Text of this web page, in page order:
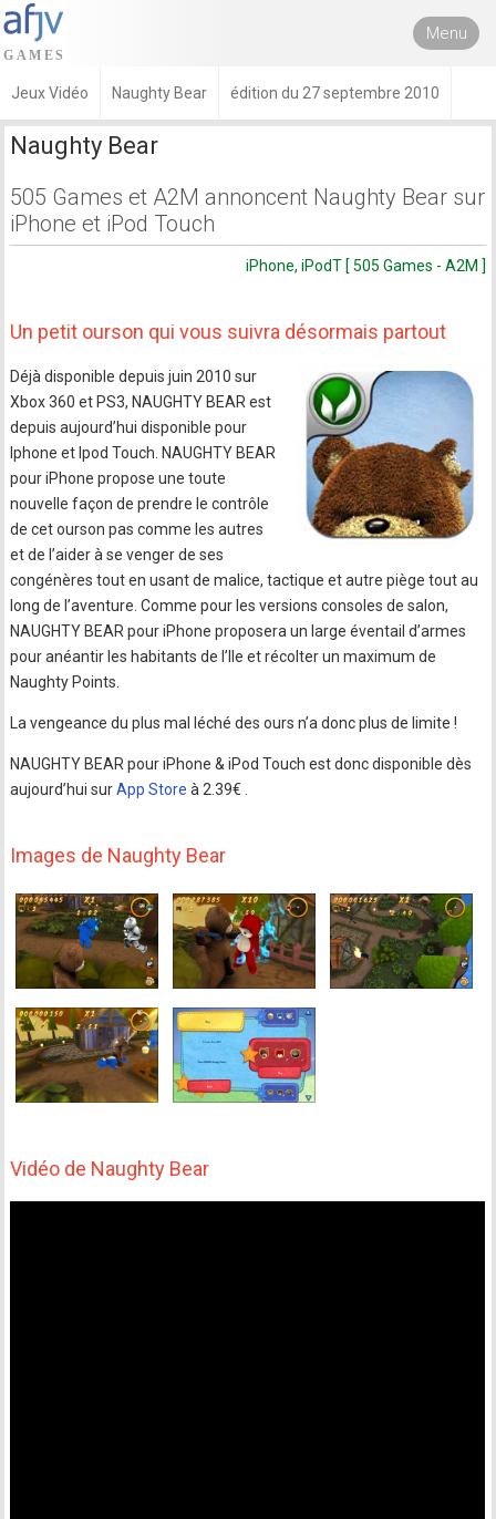
Menu
Jeux Vidéo Naughty Bear édition du 27 septembre 2010
Naughty Bear
505 Games et A2M annoncent Naughty Bear sur
iPhone et iPod Touch
iPhone, iPodT [ 505 Games - A2M ]
Un petit ourson qui vous suivra désormais partout
Déjà disponible depuis juin 2010 sur
Xbox 360 et PS3, NAUGHTY BEAR est
depuis aujourd’hui disponible pour
Iphone et Ipod Touch. NAUGHTY BEAR
pour iPhone propose une toute
nouvelle façon de prendre le contrôle
de cet ourson pas comme les autres
et de l’aider à se venger de ses
congénères tout en usant de malice, tactique et autre piège tout au
long de l’aventure. Comme pour les versions consoles de salon,
NAUGHTY BEAR pour iPhone proposera un large éventail d’armes
pour anéantir les habitants de l’Ile et récolter un maximum de
Naughty Points.
La vengeance du plus mal léché des ours n’a donc plus de limite !
NAUGHTY BEAR pour iPhone & iPod Touch est donc disponible dès
aujourd’hui surApp Store à 2.39€ .
Images de Naughty Bear
Vidéo de Naughty Bear